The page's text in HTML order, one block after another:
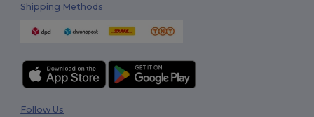
Shipping Methods
Follow Us